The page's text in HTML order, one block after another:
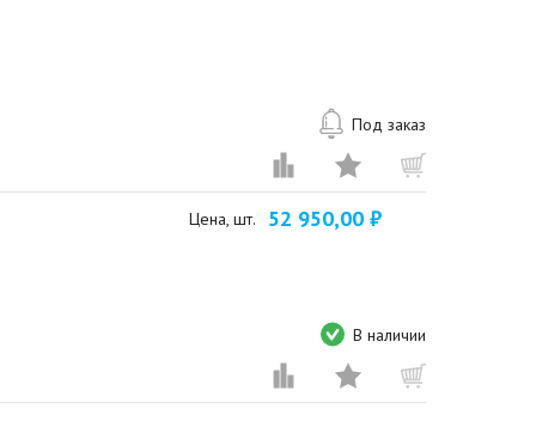
Под заказ
Цена, шт. 52 950,00 ₽
В наличии